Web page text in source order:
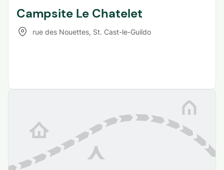
Campsite Le Chatelet
rue des Nouettes, St. Cast-le-Guildo